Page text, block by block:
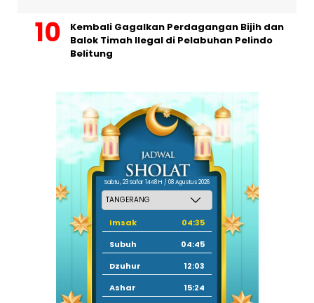
Kembali Gagalkan Perdagangan Bijih dan
Balok Timah Ilegal di Pelabuhan Pelindo
Belitung
Sabtu, 23 Safar 1448 H / 08 Agustus 2026
Imsak
04:35
Subuh
04:45
Dzuhur
12:03
Ashar
15:24